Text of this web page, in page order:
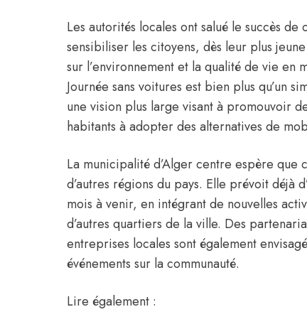
Les autorités locales ont salué le succès
sensibiliser les citoyens, dès leur plus
sur l’environnement et la qualité de vie en
Journée sans voitures est bien plus qu’un
une vision plus large visant à promouvoir
habitants à adopter des alternatives de
La municipalité d’Alger centre espère
d’autres régions du pays. Elle prévoit déjà
mois à venir, en intégrant de nouvelles
d’autres quartiers de la ville. Des
entreprises locales sont également
événements sur la communauté.
Lire également :